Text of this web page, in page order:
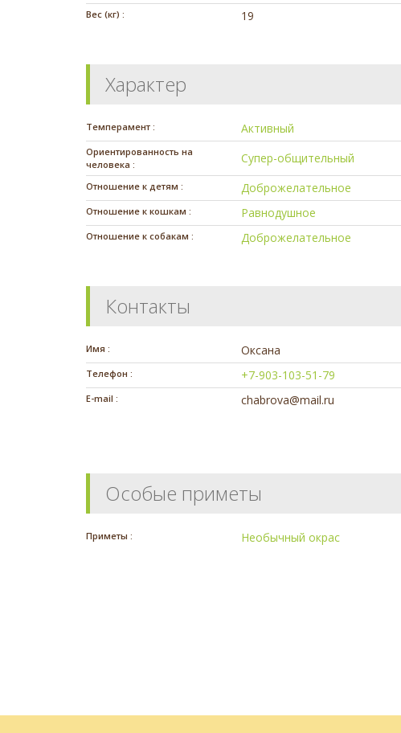
Вес (кг) : 19
Характер
Темперамент : Активный
Ориентированность на
человека :
Супер-общительный
Отношение к детям : Доброжелательное
Отношение к кошкам : Равнодушное
Отношение к собакам : Доброжелательное
Контакты
Имя : Оксана
Телефон : +7-903-103-51-79
E-mail : chabrova@mail.ru
Особые приметы
Приметы : Необычный окрас